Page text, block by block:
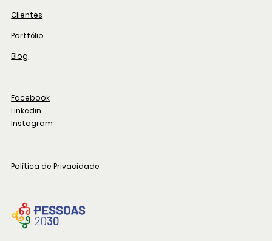
Clientes
Portfólio
Blog
Facebook
Linkedin
Instagram
Política de Privacidade